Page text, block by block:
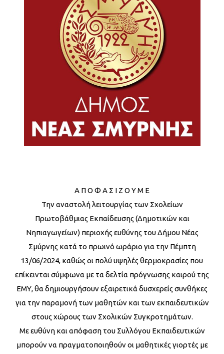
Α Π Ο Φ Α Σ Ι Ζ Ο Υ Μ Ε
Την αναστολή λειτουργίας των Σχολείων
Πρωτοβάθμιας Εκπαίδευσης (Δημοτικών και
Νηπιαγωγείων) περιοχής ευθύνης του Δήμου Νέας
Σμύρνης κατά το πρωινό ωράριο για την Πέμπτη
13/06/2024, καθώς οι πολύ υψηλές θερμοκρασίες που
επίκεινται σύμφωνα με τα δελτία πρόγνωσης καιρού της
ΕΜΥ, θα δημιουργήσουν εξαιρετικά δυσχερείς συνθήκες
για την παραμονή των μαθητών και των εκπαιδευτικών
στους χώρους των Σχολικών Συγκροτημάτων.
Με ευθύνη και απόφαση του Συλλόγου Εκπαιδευτικών
μπορούν να πραγματοποιηθούν οι μαθητικές γιορτές με